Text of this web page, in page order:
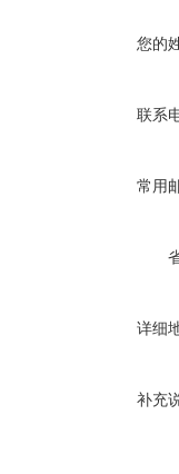
您的
联系
常用
详细
补充